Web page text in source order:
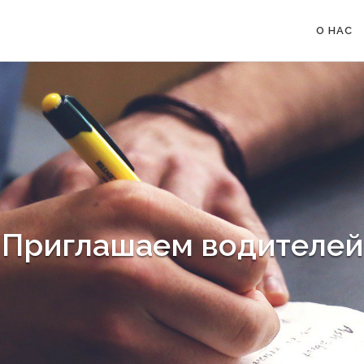
О НАС
Приглашаем водителей